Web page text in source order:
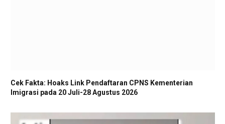
Cek Fakta: Hoaks Link Pendaftaran CPNS Kementerian
Imigrasi pada 20 Juli-28 Agustus 2026